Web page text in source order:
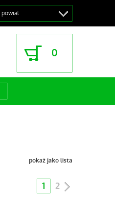
0
pokaż jako lista
1 2